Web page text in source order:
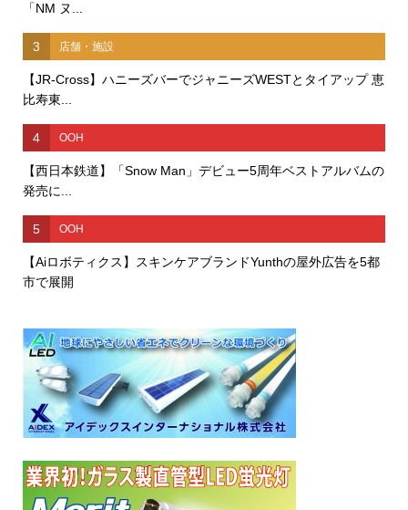
「NM ヌ...
3 店舗・施設
【JR-Cross】ハニーズバーでジャニーズWESTとタイアップ 恵
比寿東...
4 OOH
【西日本鉄道】「Snow Man」デビュー5周年ベストアルバムの
発売に...
5 OOH
【Aiロボティクス】スキンケアブランドYunthの屋外広告を5都
市で展開